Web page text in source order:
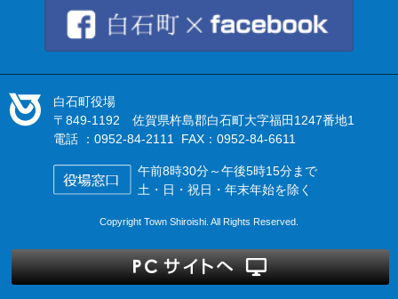
白石町役場
〒849-1192 佐賀県杵島郡白石町大字福田1247番地1
電話 ：0952-84-2111 FAX：0952-84-6611
午前8時30分～午後5時15分まで
土・日・祝日・年末年始を除く
Copyright Town Shiroishi. All Rights Reserved.